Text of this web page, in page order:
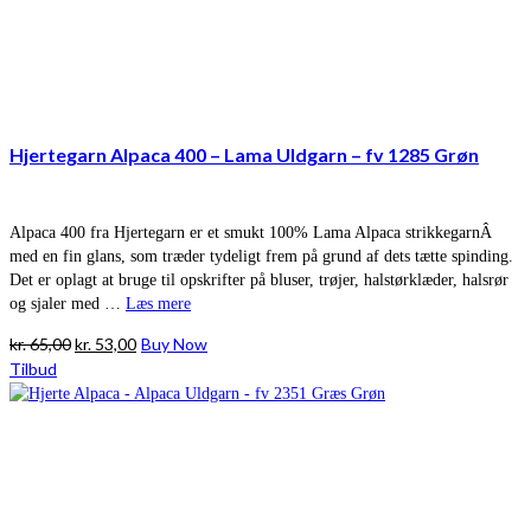
Hjertegarn Alpaca 400 – Lama Uldgarn – fv 1285 Grøn
Alpaca 400 fra Hjertegarn er et smukt 100% Lama Alpaca strikkegarnÂ
med en fin glans, som træder tydeligt frem på grund af dets tætte spinding.
Det er oplagt at bruge til opskrifter på bluser, trøjer, halstørklæder, halsrør
og sjaler med … Læs mere
kr.65,00Den
pris
kr. 53,00Den
pris
Buy Now
Tilbud